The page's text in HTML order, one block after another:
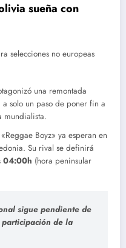
sueña con
selecciones no europeas
una remontada
a solo un paso de poner fin a
mundialista.
«Reggae Boyz» ya esperan en
Su rival se definirá
04:00h (hora peninsular
sigue pendiente de
de la